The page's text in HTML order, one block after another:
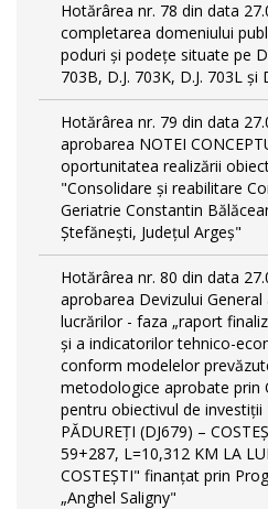
Hotărârea nr. 78 din data
completarea domeniului
poduri și podețe situate pe
703B, D.J. 703K, D.J. 703L și
Hotărârea nr. 79 din data
aprobarea NOTEI
oportunitatea realizării
"Consolidare și reabilitare
Geriatrie Constantin
Ștefănești, Județul Argeș"
Hotărârea nr. 80 din data
aprobarea Devizului
lucrărilor - faza „raport
și a indicatorilor tehnico-
conform modelelor
metodologice aprobate prin
pentru obiectivul de investiții
PĂDUREȚI (DJ679) –
59+287, L=10,312 KM LA
COSTEȘTI" finanțat prin
„Anghel Saligny"